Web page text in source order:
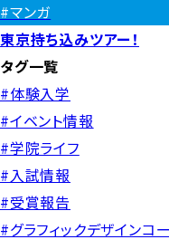
#マンガ
東京持ち込みツアー！
タグ一覧
#体験入学
#イベント情報
#学院ライフ
#入試情報
#受賞報告
#グラフィックデザインコ